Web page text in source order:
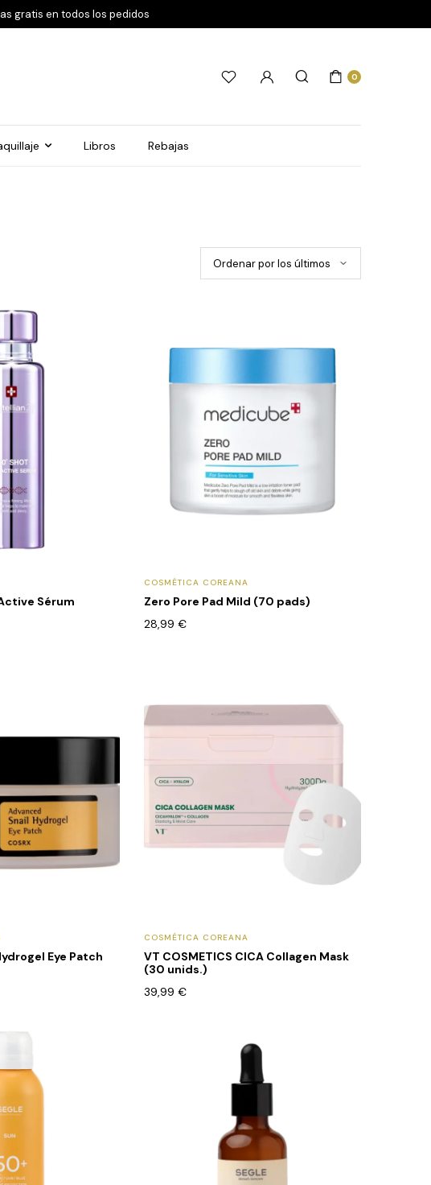
gratis en todos los pedidos
0
Libros Rebajas
Sérum
COSMÉTICA COREANA
Zero Pore Pad Mild (70 pads)
28,99 €
Eye Patch
COSMÉTICA COREANA
VT COSMETICS CICA Collagen Mask
(30 unids.)
39,99 €